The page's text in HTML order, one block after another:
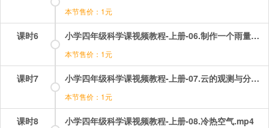
本节售价：1元
课时6 小学四年级科学课视频教程-上册-06.制作一个雨量器.mp4
本节售价：1元
课时7 小学四年级科学课视频教程-上册-07.云的观测与分类.mp4
本节售价：1元
课时8 小学四年级科学课视频教程-上册-08.冷热空气.mp4